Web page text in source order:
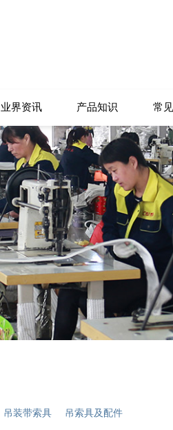
业界资讯 产品知识 常
吊装带索具 吊索具及配件